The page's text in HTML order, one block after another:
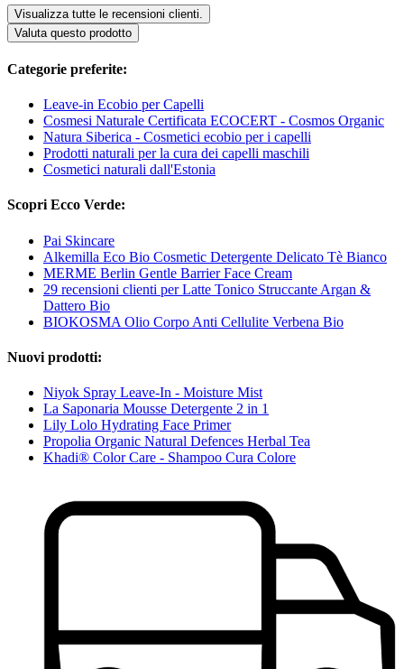
Visualizza tutte le recensioni clienti.
Valuta questo prodotto
Categorie preferite:
Leave-in Ecobio per Capelli
Cosmesi Naturale Certificata ECOCERT - Cosmos Organic
Natura Siberica - Cosmetici ecobio per i capelli
Prodotti naturali per la cura dei capelli maschili
Cosmetici naturali dall'Estonia
Scopri Ecco Verde:
Pai Skincare
Alkemilla Eco Bio Cosmetic Detergente Delicato Tè Bianco
MERME Berlin Gentle Barrier Face Cream
29 recensioni clienti per Latte Tonico Struccante Argan &
Dattero Bio
BIOKOSMA Olio Corpo Anti Cellulite Verbena Bio
Nuovi prodotti:
Niyok Spray Leave-In - Moisture Mist
La Saponaria Mousse Detergente 2 in 1
Lily Lolo Hydrating Face Primer
Propolia Organic Natural Defences Herbal Tea
Khadi® Color Care - Shampoo Cura Colore